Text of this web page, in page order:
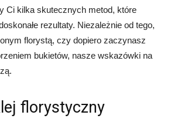
Ci kilka skutecznych metod, które
rezultaty. Niezależnie od tego,
florystą, czy dopiero zaczynasz
bukietów, nasze wskazówki na
florystyczny